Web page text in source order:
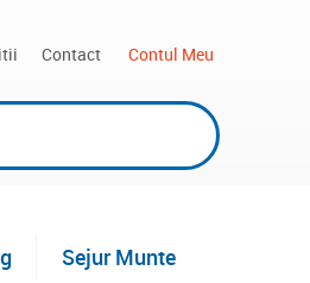
Contact Contul Meu
Sejur Munte